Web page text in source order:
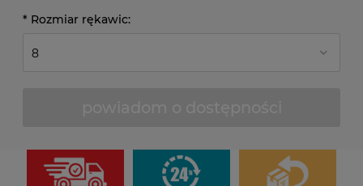
* Rozmiar rękawic: